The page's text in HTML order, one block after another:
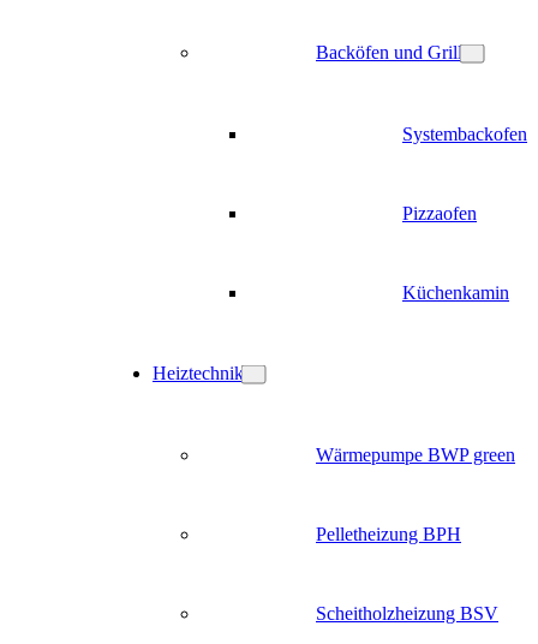
Backöfen und Grill
Systembackofen
Pizzaofen
Küchenkamin
Heiztechnik
Wärmepumpe BWP green
Pelletheizung BPH
Scheitholzheizung BSV